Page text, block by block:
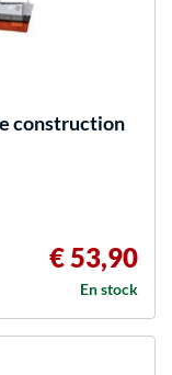
construction
€ 53,90
En stock